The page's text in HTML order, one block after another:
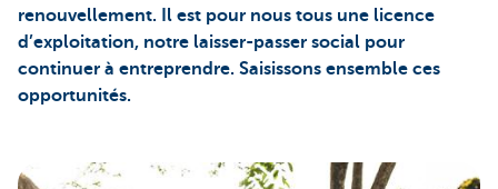
renouvellement. Il est pour nous tous une licence
d’exploitation, notre laisser-passer social pour
continuer à entreprendre. Saisissons ensemble ces
opportunités.